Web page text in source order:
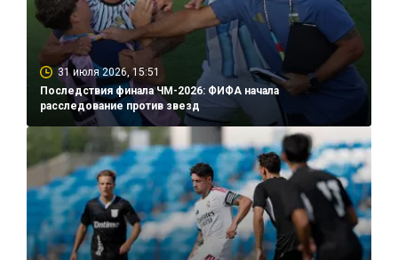
31 июля 2026, 15:51
Последствия финала ЧМ-2026: ФИФА начала
расследование против звезд